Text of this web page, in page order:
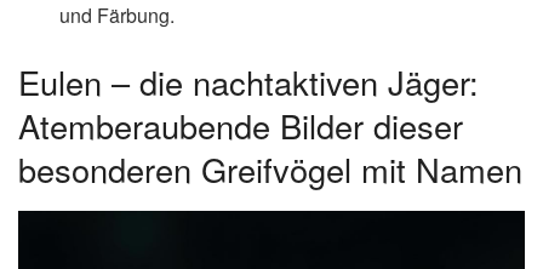
und Färbung.
Eulen – die nachtaktiven Jäger:
Atemberaubende Bilder dieser
besonderen Greifvögel mit Namen